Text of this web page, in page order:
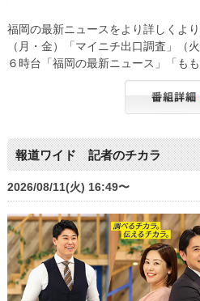
福岡の最新ニュースをより詳しくよ
（月・金）「マイニチ出口調査」（
６時台「福岡の最新ニュース」「もも
報道ワイド 記者のチカラ
2026/08/11(火) 16:49〜